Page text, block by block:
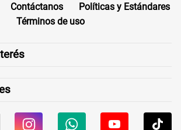
Contáctanos
Políticas y Estándares
Términos de uso